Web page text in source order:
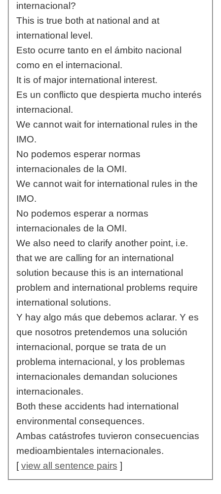
internacional?
This is true both at national and at
international level.
Esto ocurre tanto en el ámbito nacional
como en el internacional.
It is of major international interest.
Es un conflicto que despierta mucho interés
internacional.
We cannot wait for international rules in the
IMO.
No podemos esperar normas
internacionales de la OMI.
We cannot wait for international rules in the
IMO.
No podemos esperar a normas
internacionales de la OMI.
We also need to clarify another point, i.e.
that we are calling for an international
solution because this is an international
problem and international problems require
international solutions.
Y hay algo más que debemos aclarar. Y es
que nosotros pretendemos una solución
internacional, porque se trata de un
problema internacional, y los problemas
internacionales demandan soluciones
internacionales.
Both these accidents had international
environmental consequences.
Ambas catástrofes tuvieron consecuencias
medioambientales internacionales.
[view all sentence pairs ]